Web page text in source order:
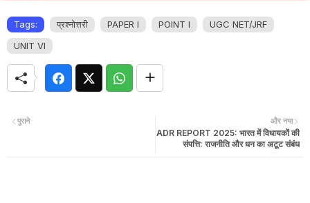
Tags: प्रश्नोत्तरी PAPER I POINT I
UGC NET/JRF
UNIT VI
और नया
ADR REPORT 2025: भारत में विधायकों की
संपत्ति: राजनीति और धन का अटूट संबंध
पुराने